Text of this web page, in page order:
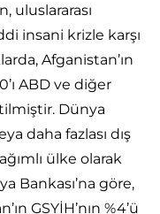
uluslararası
insani krizle karşı
Afganistan’ın
ABD ve diğer
Dünya
daha fazlası dış
ülke olarak
Bankası’na göre,
GSYİH’nın %4’ü